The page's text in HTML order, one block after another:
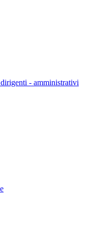
- amministrativi